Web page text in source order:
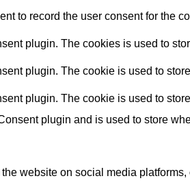
to record the user consent for the
plugin. The cookies is used to
plugin. The cookie is used to
plugin. The cookie is used to
plugin and is used to store
website on social media